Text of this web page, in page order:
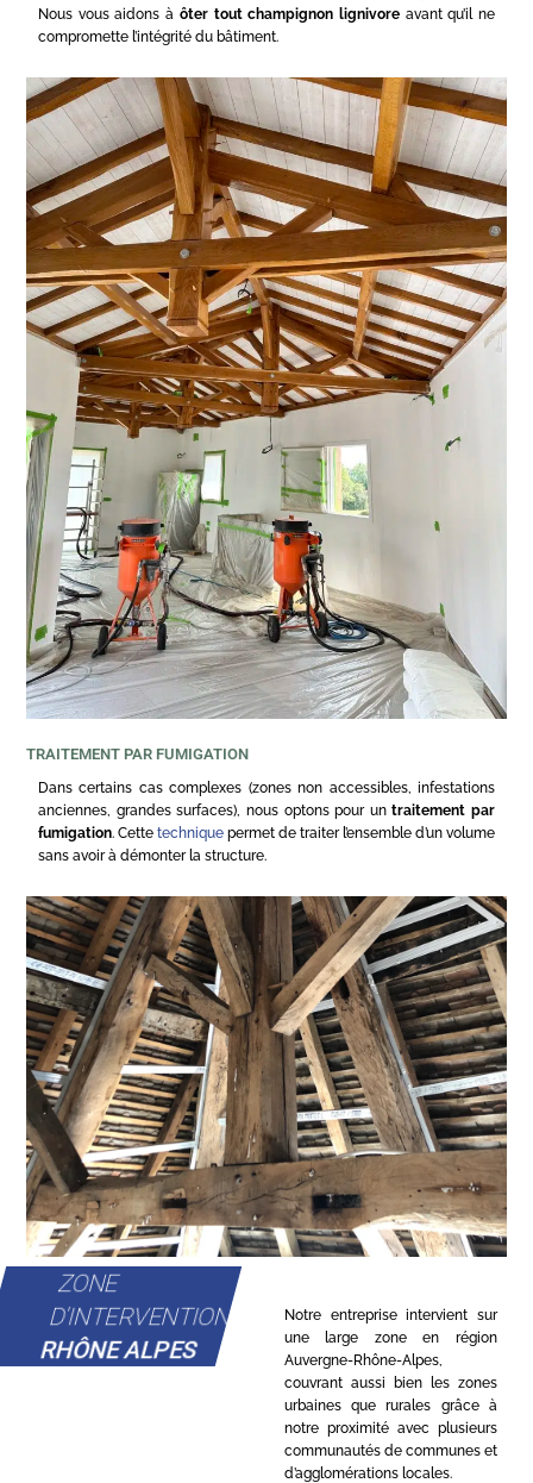
Nous vous aidons à ôter tout champignon lignivoreavant qu’il ne
compromette l’intégrité du bâtiment.
TRAITEMENT PAR FUMIGATION
Dans certains cas complexes (zones non accessibles, infestations
anciennes, grandes surfaces), nous optons pour untraitement par
fumigation. Cette technique permet de traiter l’ensemble d’un volume
sans avoir à démonter la structure.
ZONE
D'INTERVENTION
RHÔNE ALPES
Notre entreprise intervient sur
une large zone en région
Auvergne-Rhône-Alpes,
couvrant aussi bien les zones
urbaines que rurales grâce à
notre proximité avec plusieurs
communautés de communes et
d’agglomérations locales.